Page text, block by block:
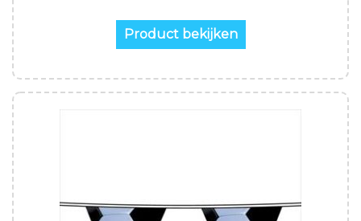
Product bekijken